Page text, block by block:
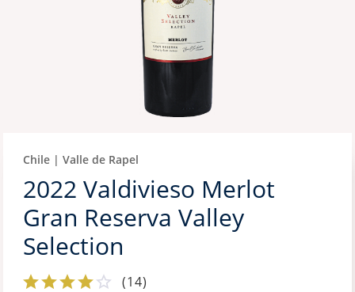
Chile | Valle de Rapel
2022 Valdivieso Merlot
Gran Reserva Valley
Selection
(14)